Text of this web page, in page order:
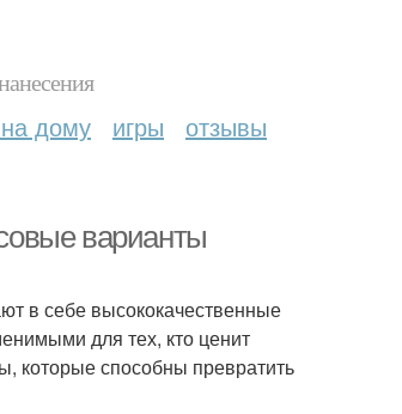
дому игры отзывы
варианты
в себе высококачественные
для тех, кто ценит
которые способны превратить